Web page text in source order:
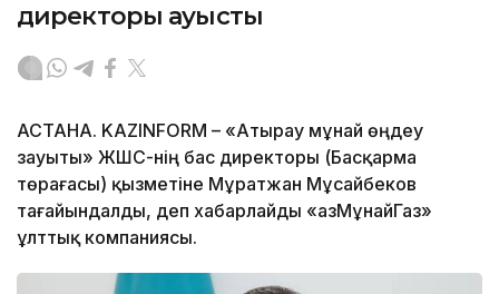
директоры ауысты
АСТАНА. KAZINFORM – «Атырау мұнай өңдеу
зауыты» ЖШС-нің бас директоры (Басқарма
төрағасы) қызметіне Мұратжан Мұсайбеков
тағайындалды, деп хабарлайды «ҚазМұнайГаз»
ұлттық компаниясы.